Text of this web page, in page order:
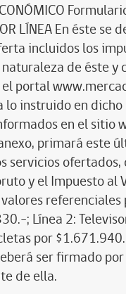
LÍNEA En éste
incluidos los
de éste
portal
lo instruido en
en el sitio
primará este
servicios
y el Impuesto al
; Línea 2:
por
ser firmado
de ella.